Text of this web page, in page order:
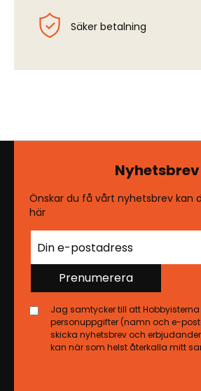
Säker betalning
Nyhetsbrev
Önskar du få vårt nyhetsbrev kan
här
Prenumerera
Jag samtycker till att
personuppgifter (namn och e-
skicka nyhetsbrev och
kan när som helst återkalla mitt